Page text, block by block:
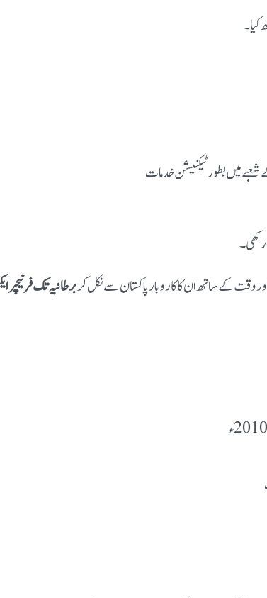
کیا۔
میں بطور ٹیکنیشن خدمات
رکھی۔
وقت کے ساتھ ان کا کاروبار پاکستان سے نکل کربرطانیہ تک فرنیچر